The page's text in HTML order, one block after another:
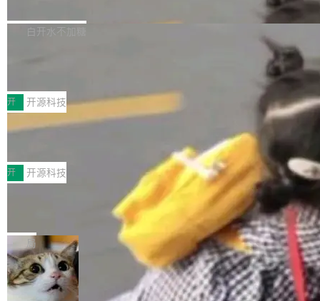
个主 agent 循环，外加一组后台 agent。这些后
库，并将作为transport接入Mooncake TENT。
MPComm将作为一种传输引擎接入Mooncake T
ENT，实现零拷贝传输性能提升30%、非零拷贝
传输性能最高提升5倍。UCL-MPComm底层基
于自研UCL-Engine通信引擎，后续腾讯网平将
持续开源更多基于UCL-Engine的高性能通信组
件。 腾讯网平团队在UCL-MPComm中实现了一
个独立于业务线程的全局通信引擎（Engine），
白开水不加糖
型案例入选名单》，深信服“面向企业研发场景的
开源 AI 编程平台 CoStrict 应用”凭借卓越的技术
创新与落地成效成功入选。 全链路私有化部署，
助力企业AI研发安全落地 当前，越来越多企业已
经开始引入 AI Coding 工具，通过调用公有云模
型或企业内部部署模型提升研发效率。但随着 AI
Coding 从个人辅助工具逐步走向团队级、组织
级应用，企业在规模化落地过程中，对安全性、
可控性和代码质量提出了更高要求。 首先是数据
安全与合规要求。对于大多数普通研发场景，公
有云模型能够满足快速试用和效率提升的需求。
但对于金融、能源、医疗等对数据安全要求较...
开 开源科技
深信服AI算力网关入选工信部人工智能
前不久，工业和信息化部正式发布《2025年人工
智能应用典型案例名单》，集中展示人工智能在
各领域的应用成果，覆盖技术底座、行业赋能、
产品应用、支撑保障、专题等五大方向。深信服
AI算力网关（AI创新平台）成功入选！ 随着各行
各业的Agent走向规模化建设，算力构成形态逐
渐丰富，用户关注的重点也在发生变化：不只是
让AI用起来，还要进一步看清混合算力时代下，
Token花在哪里、算力是否被充分利用，以及持
开 开源科技
Jeff Dean 离开 Google：一个时代的结
束，一个实验室的开始
Google 员工编号 20。MapReduce 作者之一。
Bigtable 作者之一。TensorFlow 的作者之一。
Gemini 的架构师。Google 首席科学家。 Jeff D
ean 在 Google 工作了 27 年后，宣布离职。 他
不是一个人走。一同离开的还有 Sanjay Ghema
局
🔥 SolonCode v2026.8.4 发布：界面
字体可调、22 种语言、记忆搜索增强
打开终端就能上岗的全中文编码智能体，这一轮